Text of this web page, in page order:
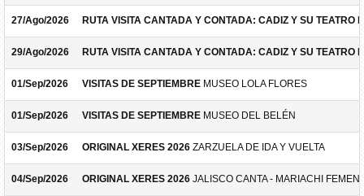
27/Ago/2026 RUTA VISITA CANTADA Y CONTADA: CADIZ Y SU TEATRO
29/Ago/2026 RUTA VISITA CANTADA Y CONTADA: CADIZ Y SU TEATRO
01/Sep/2026 VISITAS DE SEPTIEMBRE MUSEO LOLA FLORES
01/Sep/2026 VISITAS DE SEPTIEMBRE MUSEO DEL BELÉN
03/Sep/2026 ORIGINAL XERES 2026 ZARZUELA DE IDA Y VUELTA
04/Sep/2026 ORIGINAL XERES 2026 JALISCO CANTA - MARIACHI